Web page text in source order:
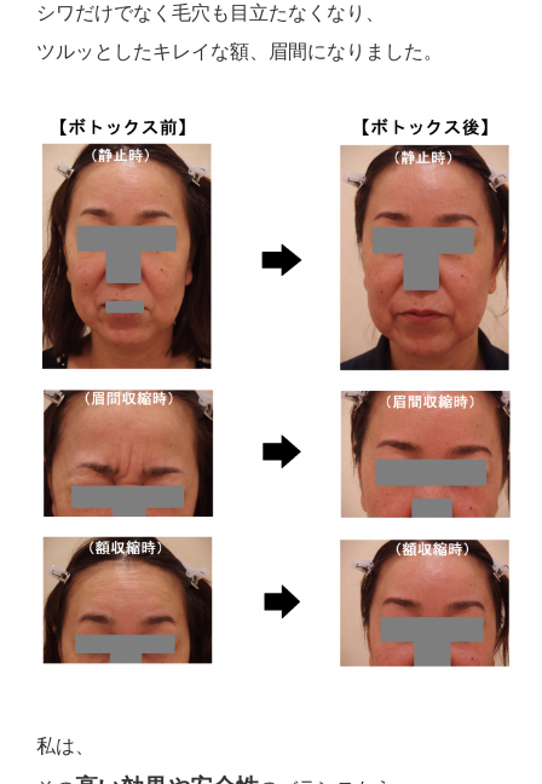
シワだけでなく毛穴も目立たなくなり、
ツルッとしたキレイな額、眉間になりました。
私は、